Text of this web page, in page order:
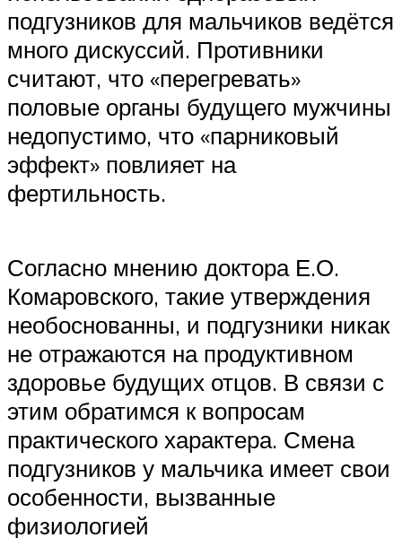
подгузников для мальчиков ведётся
много дискуссий. Противники
считают, что «перегревать»
половые органы будущего мужчины
недопустимо, что «парниковый
эффект» повлияет на
фертильность.
Согласно мнению доктора Е.О.
Комаровского, такие утверждения
необоснованны, и подгузники никак
не отражаются на продуктивном
здоровье будущих отцов. В связи с
этим обратимся к вопросам
практического характера. Смена
подгузников у мальчика имеет свои
особенности, вызванные
физиологией